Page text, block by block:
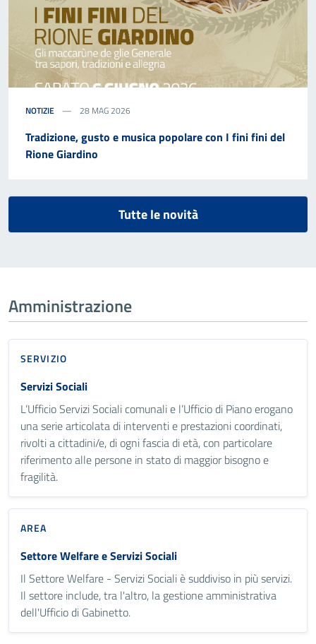
NOTIZIE 28 MAG 2026
Tradizione, gusto e musica popolare con I fini fini del
Rione Giardino
Tutte le novità
Amministrazione
SERVIZIO
Servizi Sociali
L’Ufficio Servizi Sociali comunali e l’Ufficio di Piano erogano
una serie articolata di interventi e prestazioni coordinati,
rivolti a cittadini/e, di ogni fascia di età, con particolare
riferimento alle persone in stato di maggior bisogno e
fragilità.
AREA
Settore Welfare e Servizi Sociali
Il Settore Welfare - Servizi Sociali è suddiviso in più servizi.
Il settore include, tra l'altro, la gestione amministrativa
dell'Ufficio di Gabinetto.